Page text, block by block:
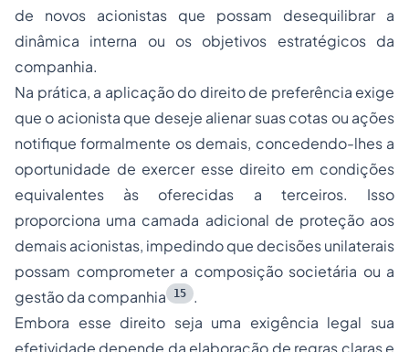
de novos acionistas que possam desequilibrar a
dinâmica interna ou os objetivos estratégicos da
companhia.
Na prática, a aplicação do direito de preferência exige
que o acionista que deseje alienar suas cotas ou ações
notifique formalmente os demais, concedendo-lhes a
oportunidade de exercer esse direito em condições
equivalentes às oferecidas a terceiros. Isso
proporciona uma camada adicional de proteção aos
demais acionistas, impedindo que decisões unilaterais
possam comprometer a composição societária ou a
gestão da companhia
15
.
Embora esse direito seja uma exigência legal sua
efetividade depende da elaboração de regras claras e